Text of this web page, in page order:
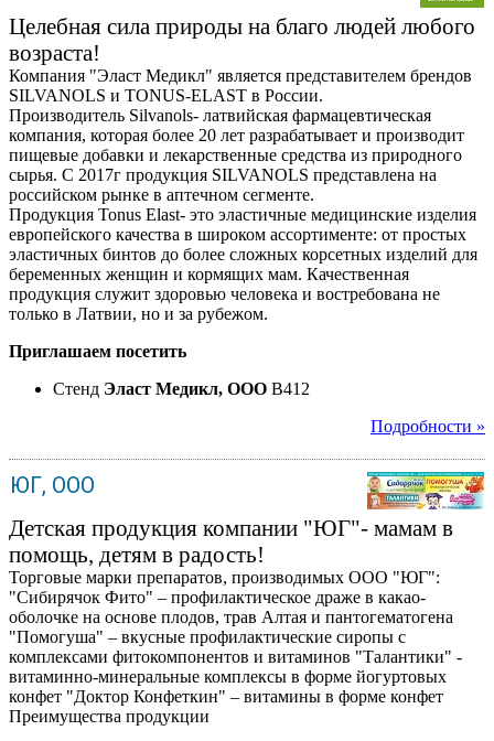
Целебная сила природы на благо людей любого
возраста!
Компания "Эласт Медикл" является представителем брендов
SILVANOLS и TONUS-ELAST в России.
Производитель Silvanols- латвийская фармацевтическая
компания, которая более 20 лет разрабатывает и производит
пищевые добавки и лекарственные средства из природного
сырья. С 2017г продукция SILVANOLS представлена на
российском рынке в аптечном сегменте.
Продукция Tonus Elast- это эластичные медицинские изделия
европейского качества в широком ассортименте: от простых
эластичных бинтов до более сложных корсетных изделий для
беременных женщин и кормящих мам. Качественная
продукция служит здоровью человека и востребована не
только в Латвии, но и за рубежом.
Приглашаем посетить
Стенд Эласт Медикл, ООО B412
Подробности »
ЮГ, ООО
Детская продукция компании "ЮГ"- мамам в
помощь, детям в радость!
Торговые марки препаратов, производимых ООО "ЮГ":
"Сибирячок Фито" – профилактическое драже в какао-
оболочке на основе плодов, трав Алтая и пантогематогена
"Помогуша" – вкусные профилактические сиропы с
комплексами фитокомпонентов и витаминов "Талантики" -
витаминно-минеральные комплексы в форме йогуртовых
конфет "Доктор Конфеткин" – витамины в форме конфет
Преимущества продукции